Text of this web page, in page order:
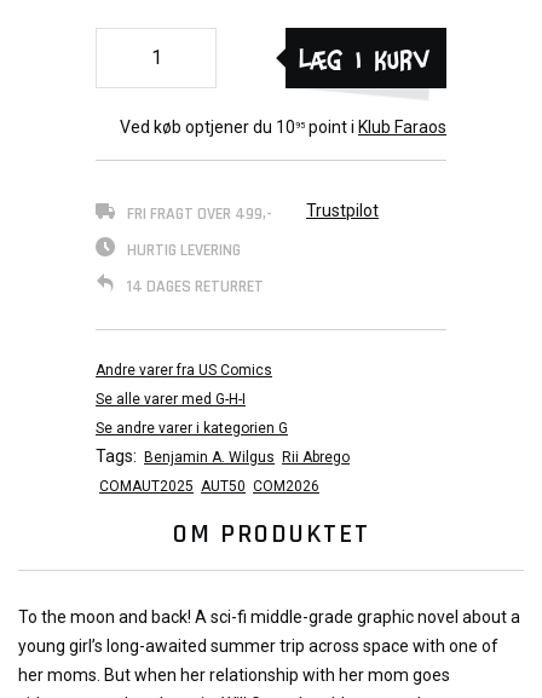
Læg i kurv
Ved køb optjener du 1095 point i Klub Faraos
FRI FRAGT OVER 499,-
HURTIG LEVERING
14 DAGES RETURRET
Trustpilot
Andre varer fra US Comics
Se alle varer med G-H-I
Se andre varer i kategorien G
Tags: Benjamin A. Wilgus
Rii Abrego
COMAUT2025 AUT50 COM2026
OM PRODUKTET
To the moon and back! A sci-fi middle-grade graphic novel about a
young girl’s long-awaited summer trip across space with one of
her moms. But when her relationship with her mom goes